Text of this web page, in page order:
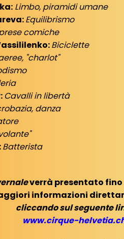
Limbo, piramidi umane
Equilibrismo
comiche
Biciclette
"charlot"
Cavalli in libertà
danza
Batterista
verrà presentato
informazioni
cliccando sul seguente
www.cirque-